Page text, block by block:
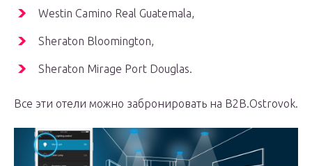
Westin Camino Real Guatemala,
Sheraton Bloomington,
Sheraton Mirage Port Douglas.
Все эти отели можно забронировать на B2B.Ostrovok.